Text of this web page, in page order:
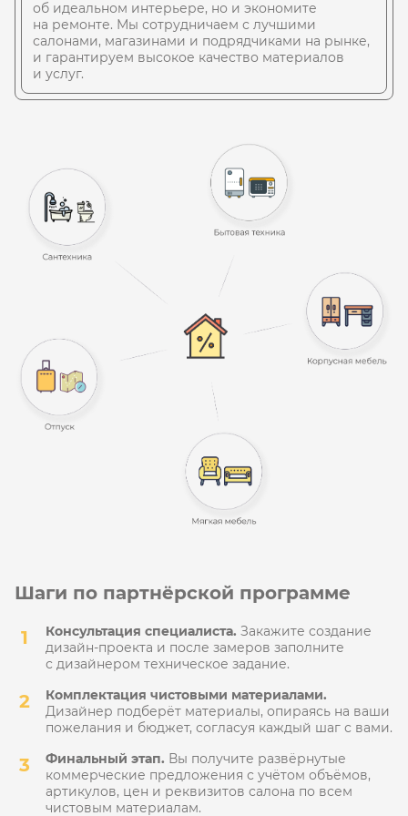
больше о нас?
Приходите в наш офис, получите
и всё посмотрите лично
видов услуг
Комплексные услуги:
от бесплатного 3D-тура
до ремонта «под ключ»/p>
небанальных
преимуществ
Например: бесконечное
число корректировок
3D-визуализаций
выгодных акций,
Мы трудимся для вас,
потому подготовили
множество акций и бонусов
Посетите наш офис, получите
и изучите всё вживую
7 видов услуг
Все услуги в одном месте:
от бесплатного 3D-тура
до сдачи объекта «под ключ»
об идеальном интерьере, но и экономите
на ремонте. Мы сотрудничаем с лучшими
салонами, магазинами и подрядчиками на рынке,
и гарантируем высокое качество материалов
и услуг.
Шаги по партнёрской программе
Консультация специалиста. Закажите создание
дизайн-проекта и после замеров заполните
с дизайнером техническое задание.
Комплектация чистовыми материалами.
Дизайнер подберёт материалы, опираясь на ваши
пожелания и бюджет, согласуя каждый шаг с вами.
Финальный этап. Вы получите развёрнутые
коммерческие предложения с учётом объёмов,
артикулов, цен и реквизитов салона по всем
чистовым материалам.